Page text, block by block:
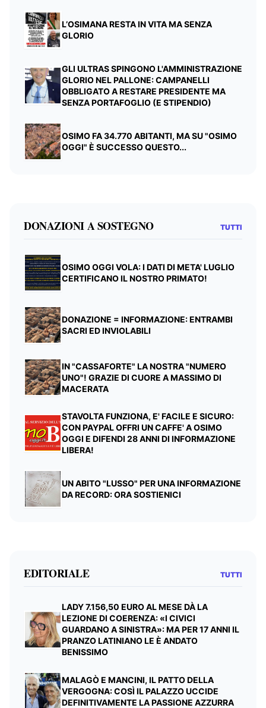
L’OSIMANA RESTA IN VITA MA SENZA
GLORIO
GLI ULTRAS SPINGONO L'AMMINISTRAZIONE
GLORIO NEL PALLONE: CAMPANELLI
OBBLIGATO A RESTARE PRESIDENTE MA
SENZA PORTAFOGLIO (E STIPENDIO)
OSIMO FA 34.770 ABITANTI, MA SU "OSIMO
OGGI" È SUCCESSO QUESTO...
DONAZIONI A SOSTEGNO TUTTI
OSIMO OGGI VOLA: I DATI DI META' LUGLIO
CERTIFICANO IL NOSTRO PRIMATO!
DONAZIONE = INFORMAZIONE: ENTRAMBI
SACRI ED INVIOLABILI
IN "CASSAFORTE" LA NOSTRA "NUMERO
UNO"! GRAZIE DI CUORE A MASSIMO DI
MACERATA
STAVOLTA FUNZIONA, E' FACILE E SICURO:
CON PAYPAL OFFRI UN CAFFE' A OSIMO
OGGI E DIFENDI 28 ANNI DI INFORMAZIONE
LIBERA!
UN ABITO "LUSSO" PER UNA INFORMAZIONE
DA RECORD: ORA SOSTIENICI
EDITORIALE TUTTI
LADY 7.156,50 EURO AL MESE DÀ LA
LEZIONE DI COERENZA: «I CIVICI
GUARDANO A SINISTRA»: MA PER 17 ANNI IL
PRANZO LATINIANO LE È ANDATO
BENISSIMO
MALAGÒ E MANCINI, IL PATTO DELLA
VERGOGNA: COSÌ IL PALAZZO UCCIDE
DEFINITIVAMENTE LA PASSIONE AZZURRA